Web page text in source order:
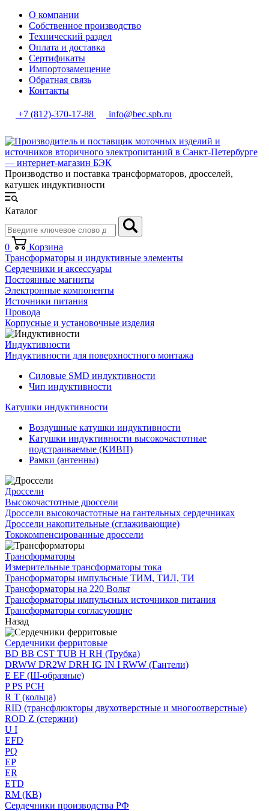
О компании
Собственное производство
Технический раздел
Оплата и доставка
Сертификаты
Импортозамещение
Обратная связь
Контакты
+7 (812)-370-17-88 info@bec.spb.ru
Производство и поставка трансформаторов, дросселей,
катушек индуктивности
Каталог
0
Корзина
Трансформаторы и индуктивные элементы
Сердечники и аксессуары
Постоянные магниты
Электронные компоненты
Источники питания
Провода
Корпусные и установочные изделия
Индуктивности
Индуктивности для поверхностного монтажа
Силовые SMD индуктивности
Чип индуктивности
Катушки индуктивности
Воздушные катушки индуктивности
Катушки индуктивности высокочастотные
подстраиваемые (КИВП)
Рамки (антенны)
Дроссели
Высокочастотные дроссели
Дроссели высокочастотные на гантельных сердечниках
Дроссели накопительные (сглаживающие)
Тококомпенсированные дроссели
Трансформаторы
Измерительные трансформаторы тока
Трансформаторы импульсные ТИМ, ТИЛ, ТИ
Трансформаторы на 220 Вольт
Трансформаторы импульсных источников питания
Трансформаторы согласующие
Назад
Сердечники ферритовые
BD BB CST TUB H RH (Трубка)
DRWW DR2W DRH IG IN I RWW (Гантели)
E EF (Ш-образные)
P PS PCH
R T (кольца)
RID (трансфлюкторы двухотверстные и многоотверстные)
ROD Z (стержни)
U I
EFD
PQ
EP
ER
ETD
RM (КВ)
Сердечники производства РФ